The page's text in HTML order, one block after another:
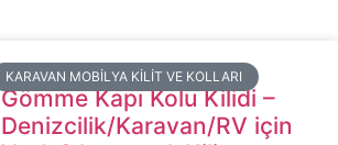
​KARAVAN MOBILYA KILIT VE KOLLARI
Gömme Kapı Kolu Kilidi –
Denizcilik/Karavan/RV için